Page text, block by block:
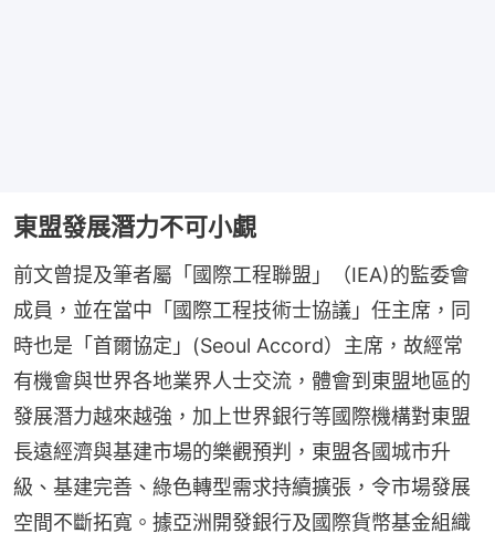
東盟發展潛力不可小覷
前文曾提及筆者屬「國際工程聯盟」（IEA)的監委會
成員，並在當中「國際工程技術士協議」任主席，同
時也是「首爾協定」(Seoul Accord）主席，故經常
有機會與世界各地業界人士交流，體會到東盟地區的
發展潛力越來越強，加上世界銀行等國際機構對東盟
長遠經濟與基建市場的樂觀預判，東盟各國城市升
級、基建完善、綠色轉型需求持續擴張，令市場發展
空間不斷拓寬。據亞洲開發銀行及國際貨幣基金組織